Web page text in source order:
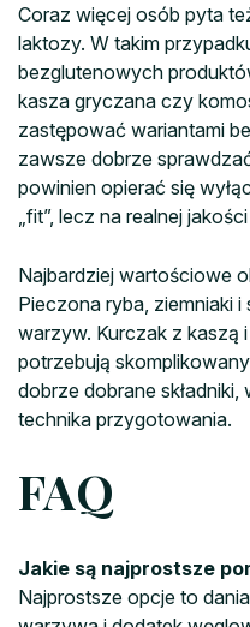
Coraz więcej osób pyta
laktozy. W takim
bezglutenowych
kasza gryczana czy
zastępować wariantami
zawsze dobrze
powinien opierać się
„fit”, lecz na realnej
Najbardziej wartościowe
Pieczona ryba, ziemniaki
warzyw. Kurczak z kaszą
potrzebują
dobrze dobrane
technika przygotowania.
FAQ
Jakie są najprostsze
Najprostsze opcje to